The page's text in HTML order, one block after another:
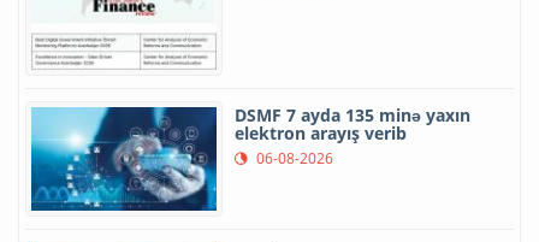
DSMF 7 ayda 135 minə yaxın
elektron arayış verib
06-08-2026